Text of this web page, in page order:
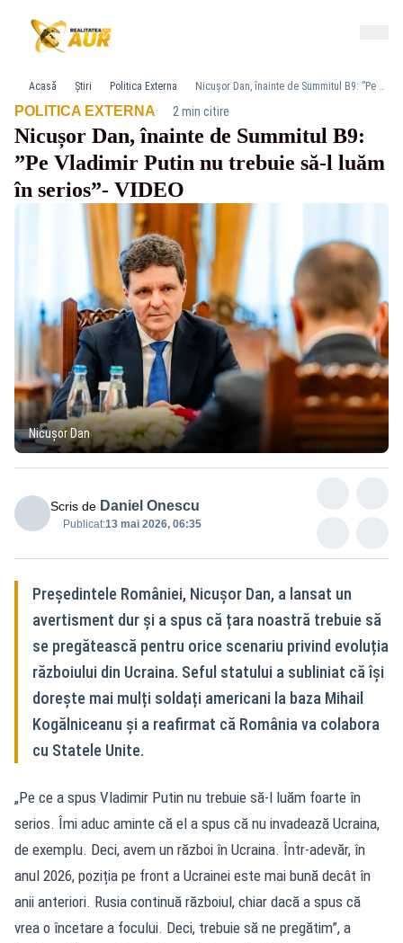
Acasă Știri Politica Externa Nicușor Dan, înainte de Summitul B9: ”Pe Vladimir Putin nu trebuie să-l luăm în serios”- VIDEO
POLITICA EXTERNA· 2 min citire
Nicușor Dan, înainte de Summitul B9:
”Pe Vladimir Putin nu trebuie să-l luăm
în serios”- VIDEO
Nicușor Dan
Scris de Daniel Onescu
Publicat:13 mai 2026, 06:35
Președintele României, Nicușor Dan, a lansat un
avertisment dur și a spus că țara noastră trebuie să
se pregătească pentru orice scenariu privind evoluția
războiului din Ucraina. Seful statului a subliniat că își
dorește mai mulți soldați americani la baza Mihail
Kogălniceanu și a reafirmat că România va colabora
cu Statele Unite.
„Pe ce a spus Vladimir Putin nu trebuie să-l luăm foarte în
serios. Îmi aduc aminte că el a spus că nu invadează Ucraina,
de exemplu. Deci, avem un război în Ucraina. Într-adevăr, în
anul 2026, poziția pe front a Ucrainei este mai bună decât în
anii anteriori. Rusia continuă războiul, chiar dacă a spus că
vrea o încetare a focului. Deci, trebuie să ne pregătim”, a